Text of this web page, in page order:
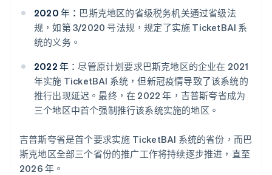
2020 年： 巴斯克地区的省级税务机关通过省级法
规，如第 3/2020 号法规，规定了实施 TicketBAI 系
统的义务。
2022 年：尽管原计划要求巴斯克地区的企业在 2021
年实施 TicketBAI 系统，但新冠疫情导致了该系统的
推行出现延迟。最终，在 2022 年，吉普斯夸省成为
三个地区中首个强制推行该系统实施的地区。
吉普斯夸省是首个要求实施 TicketBAI 系统的省份，而巴
斯克地区全部三个省份的推广工作将持续逐步推进，直至
2026 年。